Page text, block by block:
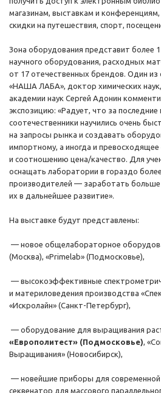
магазинам, выставкам и
скидки на путешествия, спорт,
Зона оборудования представит более
научного оборудования, расходных
от 17 отечественных брендов. Один из
«НАША ЛАБА», доктор химических
академии наук Сергей Адонин
экспозицию: «Радует, что за
соотечественники научились очень
на запросы рынка и создавать
импортному, а иногда и превосходящее
и соотношению цена/качество. Для
оснащать лаборатории в гораздо
производителей — заработать больше
их в дальнейшее развитие».
На выставке будут представлены:
— новое общелабораторное
(Москва), «Primelab» (Подмосковье),
— высокоэффективные
и материловедения производства
«Искролайн» (Санкт-Петербург),
— оборудование для выращивания
«Европолитест» (Подмосковье),
Выращивания» (Новосибирск),
— новейшие приборы для
секвенатор для массового